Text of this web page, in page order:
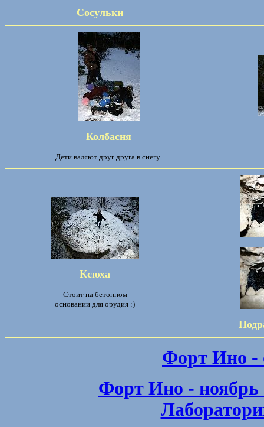
Сосульки
Колбасня
Дети валяют друг друга в снегу.
Ксюха
Стоит на бетонном
основании для орудия :)
Форт Ино -
Форт Ино - ноябрь